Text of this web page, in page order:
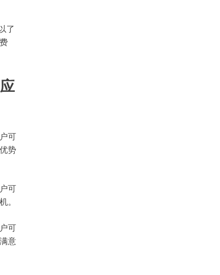
了
可
势
可
。
可
意